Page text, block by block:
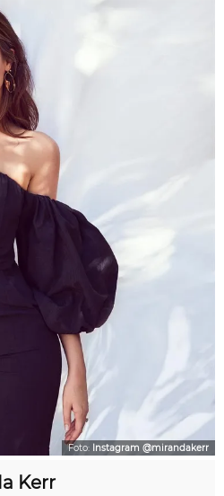
Foto: Instagram @mirandakerr
Kerr